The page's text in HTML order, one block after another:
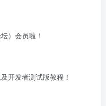
）会员啦！
开发者测试版教程！